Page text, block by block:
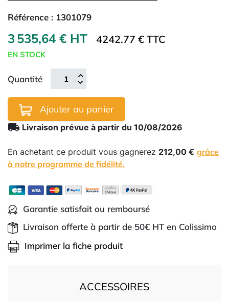
Référence : 1301079
3 535,64 € HT 4242.77 € TTC
EN STOCK
Quantité
Ajouter au panier
local_shipping Livraison prévue à partir du 10/08/2026
En achetant ce produit vous gagnerez 212,00 € grâce
à notre programme de fidélité.
Garantie satisfait ou remboursé
Livraison offerte à partir de 50€ HT en Colissimo
Imprimer la fiche produit
ACCESSOIRES